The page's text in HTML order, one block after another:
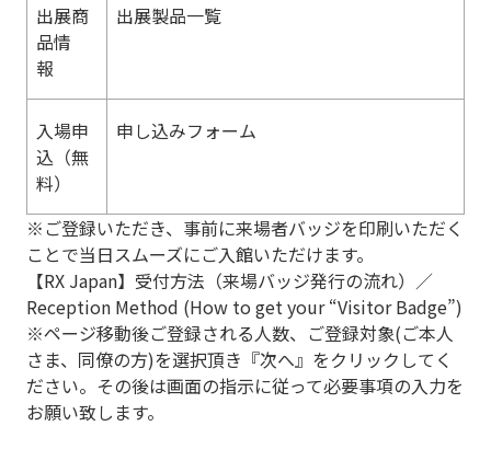
出展商
品情
報
出展製品一覧
入場申
込（無
料）
申し込みフォーム
※ご登録いただき、事前に来場者バッジを印刷いただく
ことで当日スムーズにご入館いただけます。
【RX Japan】受付方法（来場バッジ発行の流れ）／
Reception Method (How to get your “Visitor Badge”)
※ページ移動後ご登録される人数、ご登録対象(ご本人
さま、同僚の方)を選択頂き『次へ』をクリックしてく
ださい。その後は画面の指示に従って必要事項の入力を
お願い致します。